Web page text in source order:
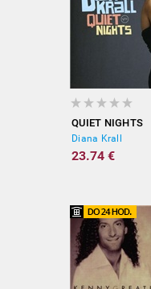
QUIET NIGHTS
Diana Krall
23.74 €